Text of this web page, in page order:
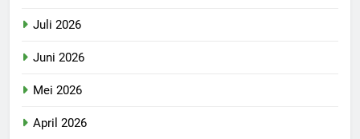
Juli 2026
Juni 2026
Mei 2026
April 2026